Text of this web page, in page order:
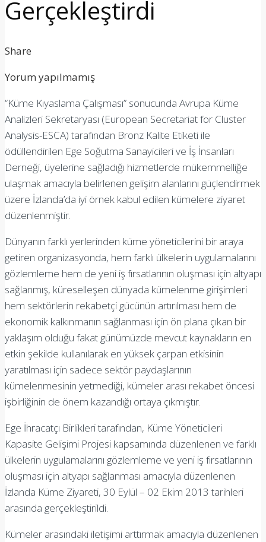
Gerçekleştirdi
Share
Yorum yapılmamış
“Küme Kıyaslama Çalışması” sonucunda Avrupa Küme
Analizleri Sekretaryası (European Secretariat for Cluster
Analysis-ESCA) tarafından Bronz Kalite Etiketi ile
ödüllendirilen Ege Soğutma Sanayicileri ve İş İnsanları
Derneği, üyelerine sağladığı hizmetlerde mükemmelliğe
ulaşmak amacıyla belirlenen gelişim alanlarını güçlendirmek
üzere İzlanda’da iyi örnek kabul edilen kümelere ziyaret
düzenlenmiştir.
Dünyanın farklı yerlerinden küme yöneticilerini bir araya
getiren organizasyonda, hem farklı ülkelerin uygulamalarını
gözlemleme hem de yeni iş fırsatlarının oluşması için altyapı
sağlanmış, küreselleşen dünyada kümelenme girişimleri
hem sektörlerin rekabetçi gücünün artırılması hem de
ekonomik kalkınmanın sağlanması için ön plana çıkan bir
yaklaşım olduğu fakat günümüzde mevcut kaynakların en
etkin şekilde kullanılarak en yüksek çarpan etkisinin
yaratılması için sadece sektör paydaşlarının
kümelenmesinin yetmediği, kümeler arası rekabet öncesi
işbirliğinin de önem kazandığı ortaya çıkmıştır.
Ege İhracatçı Birlikleri tarafından, Küme Yöneticileri
Kapasite Gelişimi Projesi kapsamında düzenlenen ve farklı
ülkelerin uygulamalarını gözlemleme ve yeni iş fırsatlarının
oluşması için altyapı sağlanması amacıyla düzenlenen
İzlanda Küme Ziyareti, 30 Eylül – 02 Ekim 2013 tarihleri
arasında gerçekleştirildi.
Kümeler arasındaki iletişimi arttırmak amacıyla düzenlenen